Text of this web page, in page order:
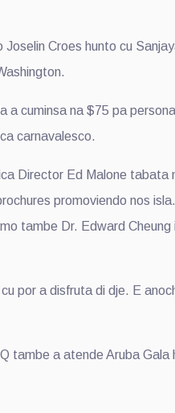
Croes hunto cu
a cuminsa na $75 pa
carnavalesco.
Director Ed Malone tabata
promoviendo nos
tambe Dr. Edward Cheung
por a disfruta di dje. E
tambe a atende Aruba Gala